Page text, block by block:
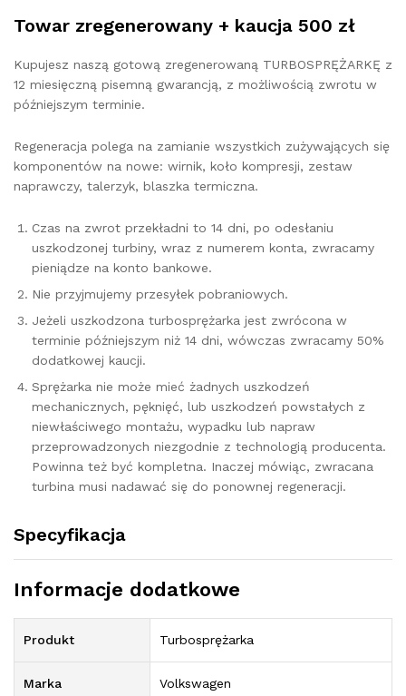
Towar zregenerowany + kaucja 500 zł
Kupujesz naszą gotową zregenerowaną TURBOSPRĘŻARKĘ z
12 miesięczną pisemną gwarancją, z możliwością zwrotu w
późniejszym terminie.
Regeneracja polega na zamianie wszystkich zużywających się
komponentów na nowe: wirnik, koło kompresji, zestaw
naprawczy, talerzyk, blaszka termiczna.
Czas na zwrot przekładni to 14 dni, po odesłaniu
uszkodzonej turbiny, wraz z numerem konta, zwracamy
pieniądze na konto bankowe.
Nie przyjmujemy przesyłek pobraniowych.
Jeżeli uszkodzona turbosprężarka jest zwrócona w
terminie późniejszym niż 14 dni, wówczas zwracamy 50%
dodatkowej kaucji.
Sprężarka nie może mieć żadnych uszkodzeń
mechanicznych, pęknięć, lub uszkodzeń powstałych z
niewłaściwego montażu, wypadku lub napraw
przeprowadzonych niezgodnie z technologią producenta.
Powinna też być kompletna. Inaczej mówiąc, zwracana
turbina musi nadawać się do ponownej regeneracji.
Specyfikacja
Informacje dodatkowe
Produkt Turbosprężarka
Marka Volkswagen